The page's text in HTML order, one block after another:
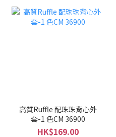
高質Ruffle 配珠珠背心外
套-1 色CM 36900
HK$169.00